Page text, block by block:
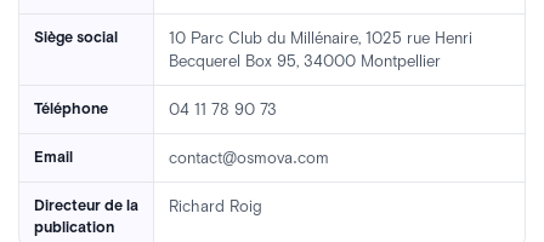
Siège social
10 Parc Club du Millénaire, 1025 rue Henri
Becquerel Box 95, 34000 Montpellier
Téléphone 04 11 78 90 73
Email contact@osmova.com
Directeur de la
publication
Richard Roig